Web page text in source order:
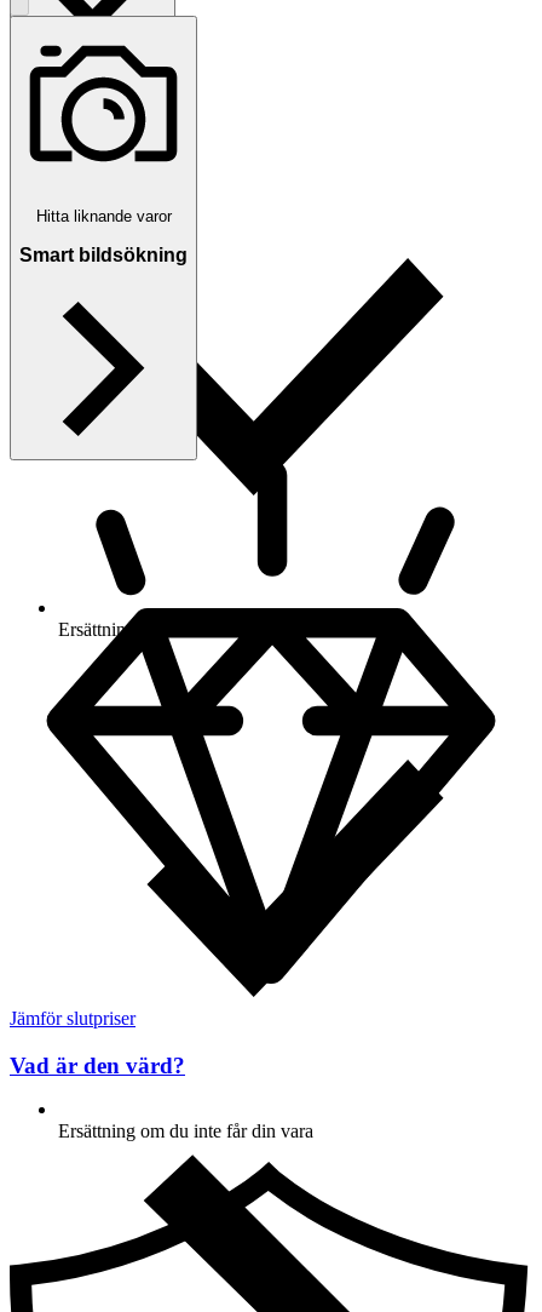
Välj till köparskydd
Ersättning om varan inte är som beskriven
Ersättning om du inte får din vara
Hitta liknande varor
Smart bildsökning
Jämför slutpriser
Vad är den värd?